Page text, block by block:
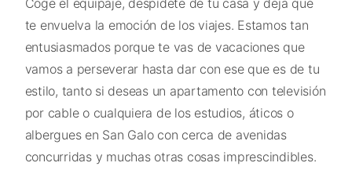
Coge el equipaje, despídete de tu casa y deja que
te envuelva la emoción de los viajes. Estamos tan
entusiasmados porque te vas de vacaciones que
vamos a perseverar hasta dar con ese que es de tu
estilo, tanto si deseas un apartamento con televisión
por cable o cualquiera de los estudios, áticos o
albergues en San Galo con cerca de avenidas
concurridas y muchas otras cosas imprescindibles.